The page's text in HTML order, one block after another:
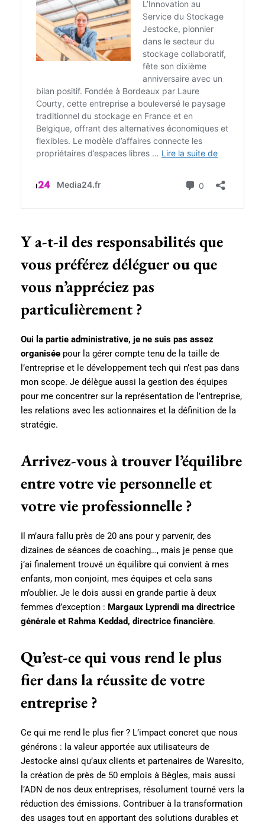
Y a-t-il des responsabilités que
vous préférez déléguer ou que
vous n’appréciez pas
particulièrement ?
Oui la partie administrative, je ne suis pas assez
organisée pour la gérer compte tenu de la taille de
l’entreprise et le développement tech qui n’est pas dans
mon scope. Je délègue aussi la gestion des équipes
pour me concentrer sur la représentation de l’entreprise,
les relations avec les actionnaires et la définition de la
stratégie.
Arrivez-vous à trouver l’équilibre
entre votre vie personnelle et
votre vie professionnelle ?
Il m’aura fallu près de 20 ans pour y parvenir, des
dizaines de séances de coaching…, mais je pense que
j’ai finalement trouvé un équilibre qui convient à mes
enfants, mon conjoint, mes équipes et cela sans
m’oublier. Je le dois aussi en grande partie à deux
femmes d’exception : Margaux Lyprendi ma directrice
générale et Rahma Keddad, directrice financière.
Qu’est-ce qui vous rend le plus
fier dans la réussite de votre
entreprise ?
Ce qui me rend le plus fier ? L’impact concret que nous
générons : la valeur apportée aux utilisateurs de
Jestocke ainsi qu’aux clients et partenaires de Waresito,
la création de près de 50 emplois à Bègles, mais aussi
l’ADN de nos deux entreprises, résolument tourné vers la
réduction des émissions. Contribuer à la transformation
des usages tout en apportant des solutions durables et